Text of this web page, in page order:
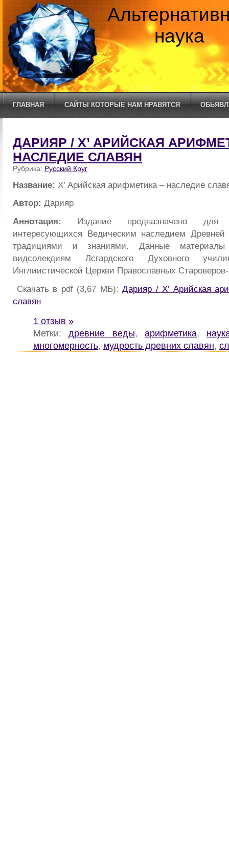
наука
ГЛАВНАЯ САЙТЫ КОТОРЫЕ НАМ НРАВЯТСЯ
ДАРИЯР / Х’ АРИЙСКАЯ
НАСЛЕДИЕ СЛАВЯН
Рубрика: Русский Круг
Название: Х’ Арийская арифметика – наследие
Автор: Дарияр
Аннотация: Издание предназначено для
интересующихся Ведическим наследием Древней
традициями и знаниями. Данные материалы
видсолекдиям Лсгардского Духовного
Инглиистической Церкви Православных
Скачать в pdf (3,67 МБ): Дарияр / Х’ Арийская
славян
1 отзыв »
Метки:древние веды,арифметика,
многомерность, мудрость древних славян,